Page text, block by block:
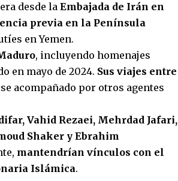
desde la Embajada de Irán en
previa en la Península
en Yemen.
, incluyendo homenajes
en mayo de 2024. Sus viajes entre
acompañado por otros agentes
Vahid Rezaei, Mehrdad Jafari,
Shaker y Ebrahim
mantendrían vínculos con el
Islámica.